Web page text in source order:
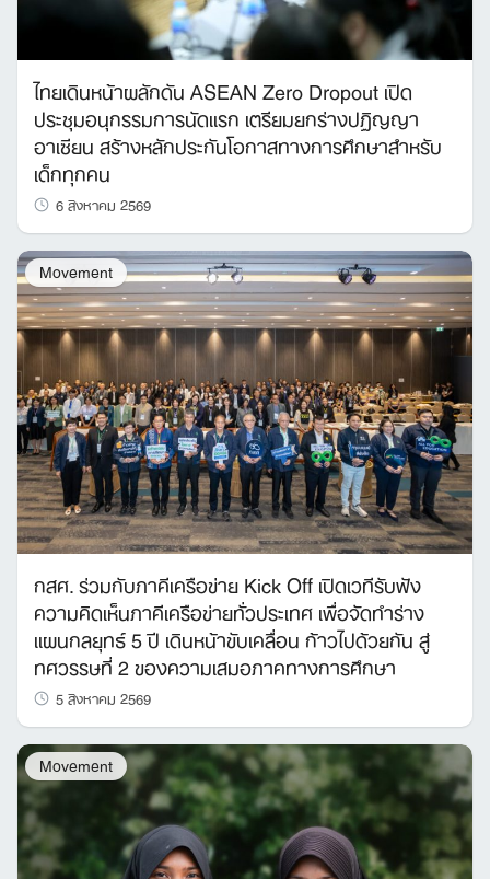
ไทยเดินหน้าผลักดัน ASEAN Zero Dropout เปิด
ประชุมอนุกรรมการนัดแรก เตรียมยกร่างปฏิญญา
อาเซียน สร้างหลักประกันโอกาสทางการศึกษาสำหรับ
เด็กทุกคน
6 สิงหาคม 2569
Movement
กสศ. ร่วมกับภาคีเครือข่าย Kick Off เปิดเวทีรับฟัง
ความคิดเห็นภาคีเครือข่ายทั่วประเทศ เพื่อจัดทำร่าง
แผนกลยุทธ์ 5 ปี เดินหน้าขับเคลื่อน ก้าวไปด้วยกัน สู่
ทศวรรษที่ 2 ของความเสมอภาคทางการศึกษา
5 สิงหาคม 2569
Movement